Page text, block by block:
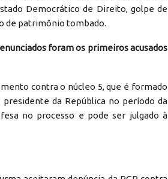
Democrático de Direito, golpe de
de patrimônio tombado.
foram os primeiros acusados
contra o núcleo 5, que é formado
da República no período da
no processo e pode ser julgado à